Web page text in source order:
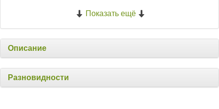
Показать ещё
Описание
Разновидности